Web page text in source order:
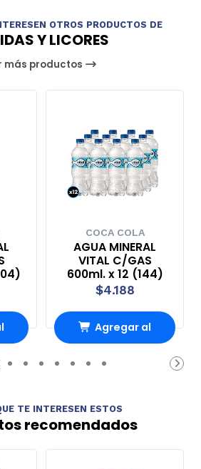
OTROS PRODUCTOS DE
Y LICORES
más productos
COCA COLA
AGUA MINERAL
VITAL C/GAS
600ml. x 12 (144)
$4.188
Agregar al
Carro
TE INTERESEN ESTOS
recomendados